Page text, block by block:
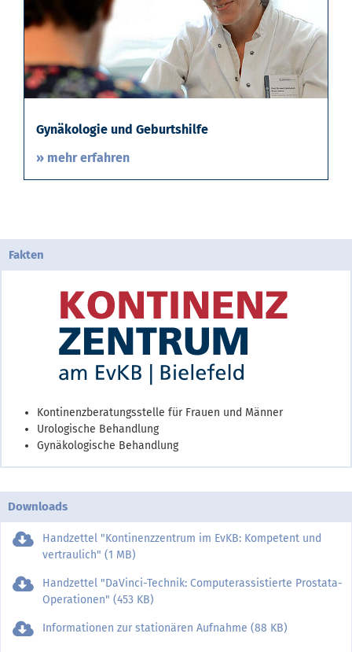
Gynäkologie und Geburtshilfe
» mehr erfahren
Fakten
Kontinenzberatungsstelle für Frauen und Männer
Urologische Behandlung
Gynäkologische Behandlung
Downloads
Handzettel "Kontinenzzentrum im EvKB: Kompetent und
vertraulich" (1 MB)
Handzettel "DaVinci-Technik: Computerassistierte Prostata-
Operationen" (453 KB)
Informationen zur stationären Aufnahme (88 KB)